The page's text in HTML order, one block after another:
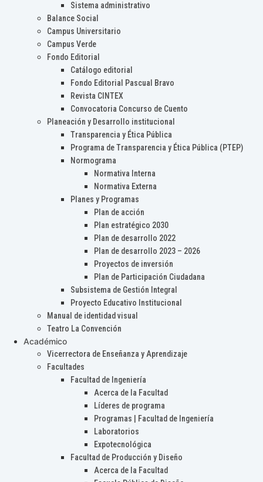
Sistema administrativo
Balance Social
Campus Universitario
Campus Verde
Fondo Editorial
Catálogo editorial
Fondo Editorial Pascual Bravo
Revista CINTEX
Convocatoria Concurso de Cuento
Planeación y Desarrollo institucional
Transparencia y Ética Pública
Programa de Transparencia y Ética Pública (PTEP)
Normograma
Normativa Interna
Normativa Externa
Planes y Programas
Plan de acción
Plan estratégico 2030
Plan de desarrollo 2022
Plan de desarrollo 2023 – 2026
Proyectos de inversión
Plan de Participación Ciudadana
Subsistema de Gestión Integral
Proyecto Educativo Institucional
Manual de identidad visual
Teatro La Convención
Académico
Vicerrectora de Enseñanza y Aprendizaje
Facultades
Facultad de Ingeniería
Acerca de la Facultad
Líderes de programa
Programas | Facultad de Ingeniería
Laboratorios
Expotecnológica
Facultad de Producción y Diseño
Acerca de la Facultad